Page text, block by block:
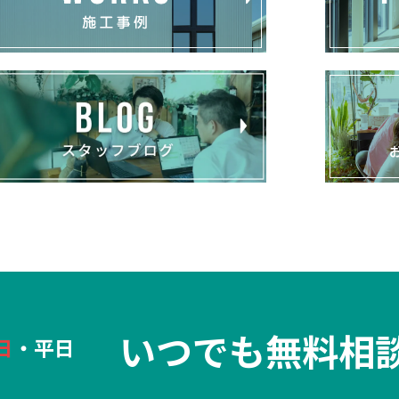
・平日 いつでも無料相